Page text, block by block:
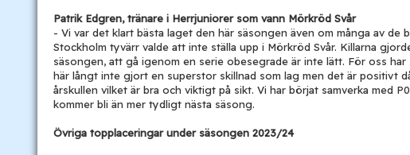
Patrik Edgren, tränare i Herrjuniorer som vann Mörkröd Svår
- Vi var det klart bästa laget den här säsongen även om många av de
Stockholm tyvärr valde att inte ställa upp i Mörkröd Svår. Killarna
säsongen, att gå igenom en serie obesegrade är inte lätt. För oss har
här långt inte gjort en superstor skillnad som lag men det är positivt
årskullen vilket är bra och viktigt på sikt. Vi har börjat samverka med
kommer bli än mer tydligt nästa säsong.
Övriga topplaceringar under säsongen 2023/24